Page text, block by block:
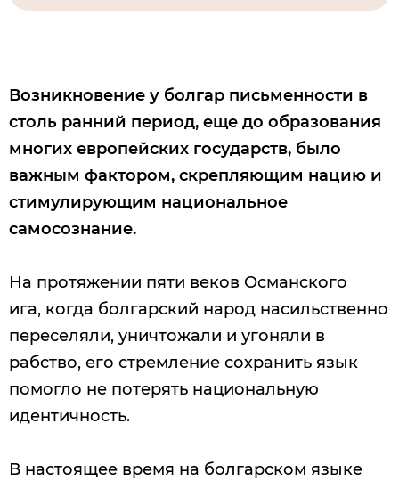
Возникновение у болгар письменности в
столь ранний период, еще до образования
многих европейских государств, было
важным фактором, скрепляющим нацию и
стимулирующим национальное
самосознание.
На протяжении пяти веков Османского
ига, когда болгарский народ насильственно
переселяли, уничтожали и угоняли в
рабство, его стремление сохранить язык
помогло не потерять национальную
идентичность.
В настоящее время на болгарском языке